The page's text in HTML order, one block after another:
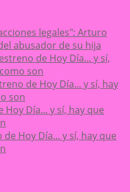
legales": Arturo
abusador de su hija
de Hoy Día... y sí,
son
de Hoy Día... y sí, hay
son
Hoy Día... y sí, hay que
Hoy Día... y sí, hay que